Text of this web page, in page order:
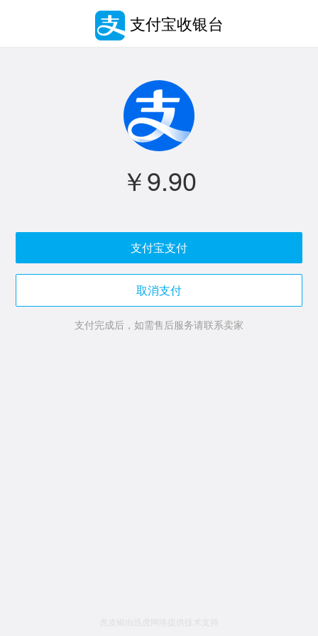
支付宝收银台
￥9.90
支付宝支付
取消支付
支付完成后，如需售后服务请联系卖家